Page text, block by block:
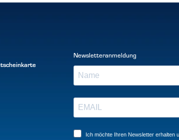
Newsletteranmeldung
Ich möchte Ihren Newsletter erhalten